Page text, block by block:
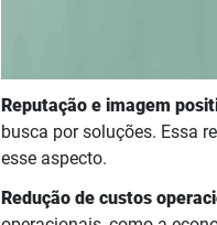
Reputação e imagem
busca por soluções. Essa
esse aspecto.
Redução de custos